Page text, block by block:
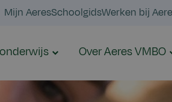
Mijn AeresSchoolgidsWerken bij
Over Aeres VMBO